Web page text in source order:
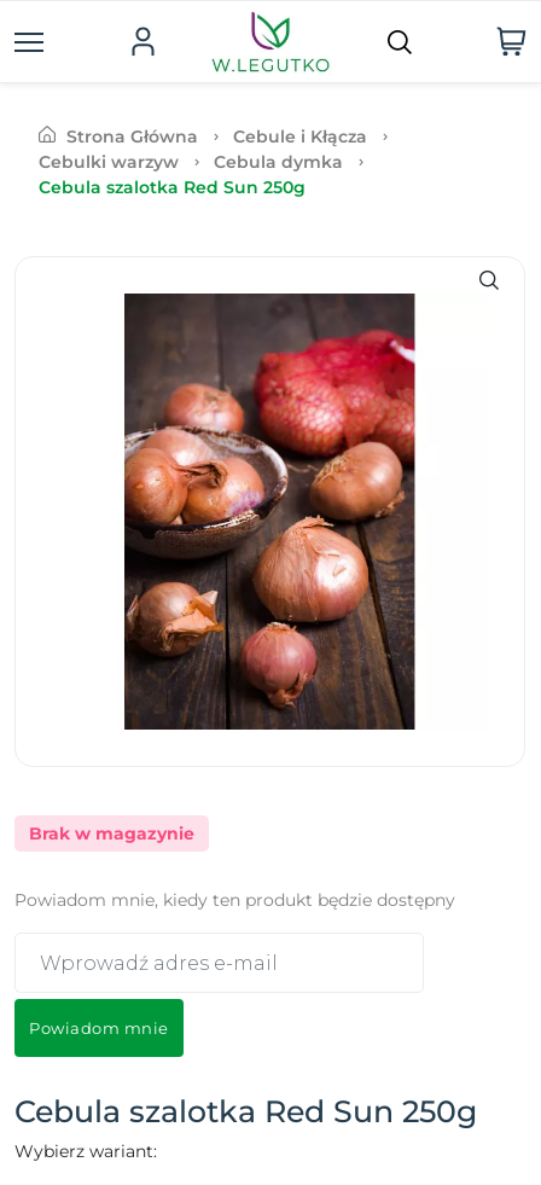
Strona Główna
Cebule i Kłącza
Cebulki warzyw
Cebula dymka
Cebula szalotka Red Sun 250g
Brak w magazynie
Powiadom mnie, kiedy ten produkt będzie dostępny
Powiadom mnie
Cebula szalotka Red Sun 250g
Wybierz wariant: